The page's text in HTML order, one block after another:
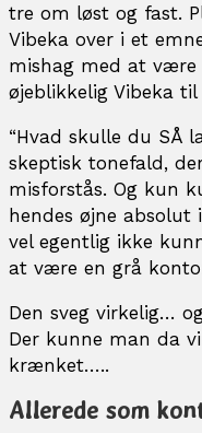
tre om løst og fast.
Vibeka over i et
mishag med at være
øjeblikkelig Vibeka
“Hvad skulle du SÅ
skeptisk tonefald,
misforstås. Og kun
hendes øjne absolut
vel egentlig ikke
at være en grå
Den sveg virkelig…
Der kunne man da
krænket…..
Allerede som